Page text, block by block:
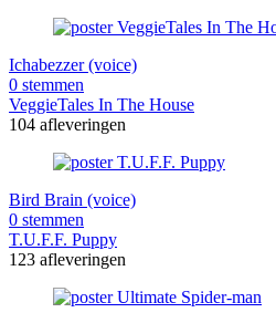
Ichabezzer (voice)
0 stemmen
VeggieTales In The House
104 afleveringen
Bird Brain (voice)
0 stemmen
T.U.F.F. Puppy
123 afleveringen